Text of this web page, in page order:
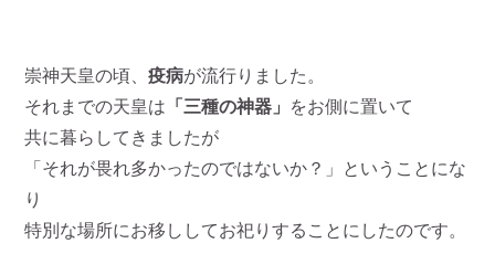
崇神天皇の頃、疫病が流行りました。
それまでの天皇は 「三種の神器」 をお側に置いて
共に暮らしてきましたが
「それが畏れ多かったのではないか？」ということにな
り
特別な場所にお移ししてお祀りすることにしたのです。